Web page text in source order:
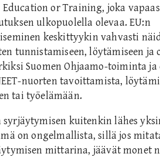
or Training, joka
ulkopuolella olevaa. EU:n
keskittyykin vahvasti
tunnistamiseen, löytämiseen ja
Suomen Ohjaamo-toiminta ja
nuorten tavoittamista,
tai työelämään.
kuitenkin lähes
on ongelmallista, sillä jos
mittarina, jäävät monet